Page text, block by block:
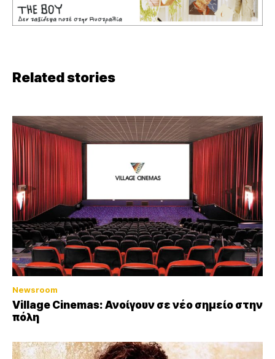
Related stories
Newsroom
Village Cinemas: Ανοίγουν σε νέο σημείο στην
πόλη